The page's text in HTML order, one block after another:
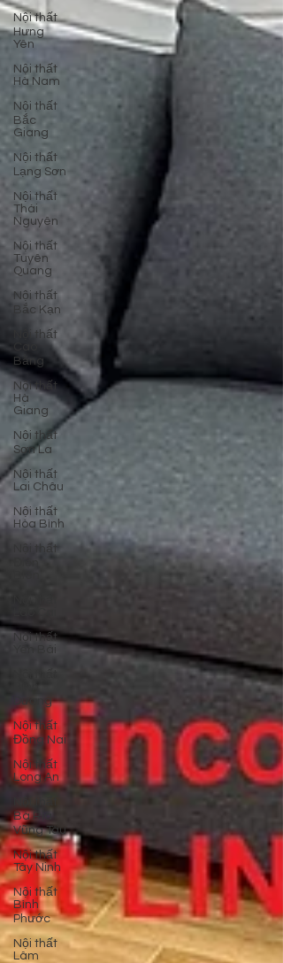
Nội thất
Hưng
Yên
Nội thất
Hà Nam
Nội thất
Bắc
Giang
Nội thất
Lạng Sơn
Nội thất
Thái
Nguyên
Nội thất
Tuyên
Quang
Nội thất
Bắc Kạn
Nội thất
Bằng
Nội thất
Hà
Giang
Nội thất
Sơn La
Nội thất
Lai Châu
Nội thất
Hòa Bình
Nội thất
Nội thất
Dương
Nội thất
Đồng Nai
Nội thất
Long An
Bà Rịa
Vũng Tàu
Nội thất
Tây Ninh
Nội thất
Bình
Phước
Nội thất
Lâm